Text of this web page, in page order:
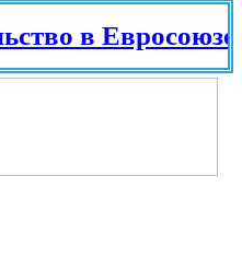
в Евросоюзе и